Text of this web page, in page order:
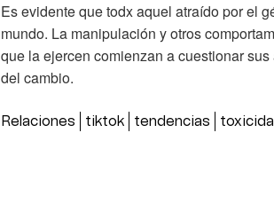
Es evidente que todx aquel atraído por el
mundo. La manipulación y otros
que la ejercen comienzan a cuestionar
del cambio.
Relaciones tiktok tendencias